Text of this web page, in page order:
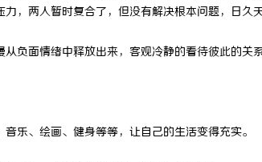
，两人暂时复合了，但没有解决根本问题，日久
面情绪中释放出来，客观冷静的看待彼此的关系
、绘画、健身等等，让自己的生活变得充实。